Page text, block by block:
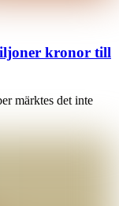
kronor till
märktes det inte